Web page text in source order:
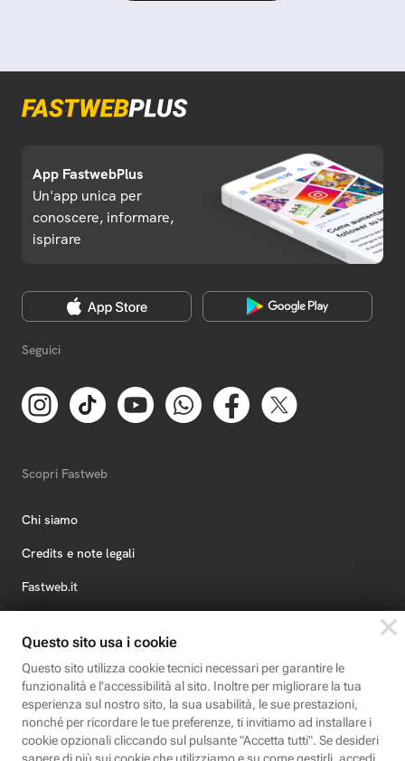
App FastwebPlus
Un'app unica per
conoscere, informare,
ispirare
Seguici
Scopri Fastweb
Chi siamo
Credits e note legali
Fastweb.it
Fastweb Digital Academy
STEP FuturAbility District